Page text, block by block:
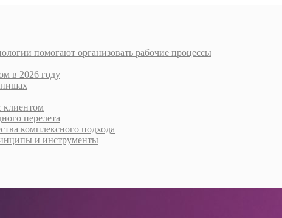
помогают организовать рабочие процессы
в 2026 году
нишах
клиентом
перелета
комплексного подхода
и инструменты